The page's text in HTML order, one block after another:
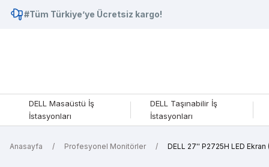
#Tüm Türkiye’ye Ücretsiz kargo!
DELL Masaüstü İş
İstasyonları
DELL Taşınabilir İş
İstasyonları
Anasayfa Profesyonel Monitörler DELL 27'' P2725H LED